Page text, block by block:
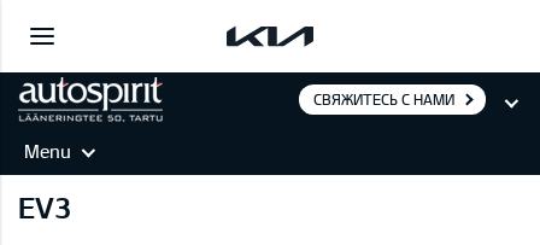
СВЯЖИТЕСЬ С НАМИ
Menu
EV3